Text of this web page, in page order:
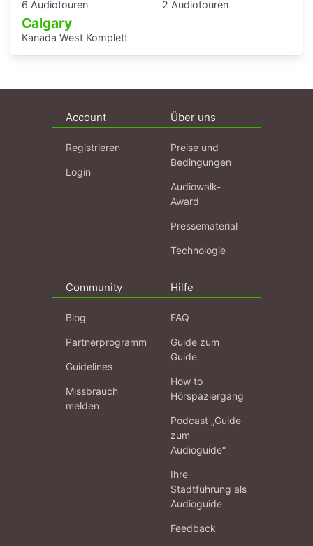
6 Audiotouren 2 Audiotouren
Calgary
Kanada West Komplett
Account
Registrieren
Login
Über uns
Preise und
Bedingungen
Audiowalk-
Award
Pressematerial
Technologie
Community
Blog
Partnerprogramm
Guidelines
Missbrauch
melden
Hilfe
FAQ
Guide zum
Guide
How to
Hörspaziergang
Podcast „Guide
zum
Audioguide“
Ihre
Stadtführung als
Audioguide
Feedback